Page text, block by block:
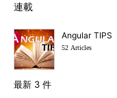
連載
Angular TIPS
52 Articles
最新 3 件